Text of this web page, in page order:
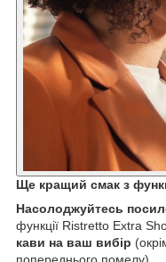
Ще кращий смак з
Насолоджуйтесь
функції Ristretto Extra
кави на ваш вибір